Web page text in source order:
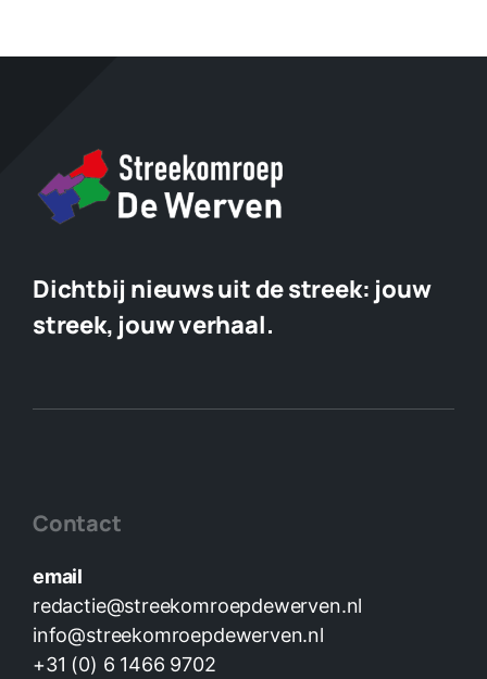
Dichtbij nieuws uit de streek: jouw
streek, jouw verhaal.
Contact
email
redactie@streekomroepdewerven.nl
info@streekomroepdewerven.nl
+31 (0) 6 1466 9702